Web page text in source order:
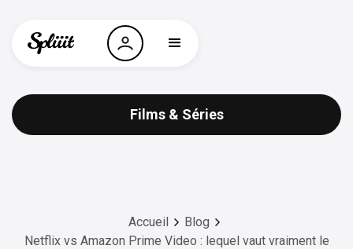
Films & Séries
Accueil
Blog
Netflix vs Amazon Prime Video : lequel vaut vraiment le